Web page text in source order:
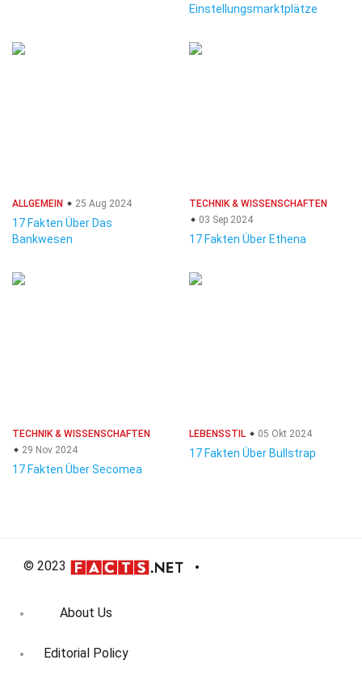
Einstellungsmarktplätze
ALLGEMEIN 25 Aug 2024
17 Fakten Über Das
Bankwesen
TECHNIK & WISSENSCHAFTEN
03 Sep 2024
17 Fakten Über Ethena
TECHNIK & WISSENSCHAFTEN
29 Nov 2024
17 Fakten Über Secomea
LEBENSSTIL 05 Okt 2024
17 Fakten Über Bullstrap
© 2023
About Us
Editorial Policy